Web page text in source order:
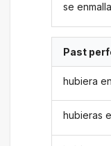
se
Past
hubiera
hubieras